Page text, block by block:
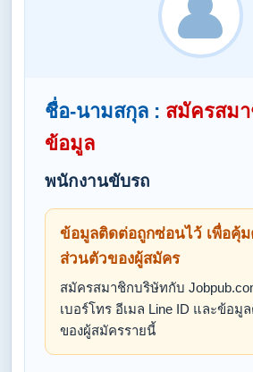
ชื่อ-นามสกุล : สมัครสม
ข้อมูล
พนักงานขับรถ
ข้อมูลติดต่อถูกซ่อนไว้ เพื่อคุ้
ส่วนตัวของผู้สมัคร
สมัครสมาชิกบริษัทกับ
เบอร์โทร อีเมล Line ID และข้อ
ของผู้สมัครรายนี้